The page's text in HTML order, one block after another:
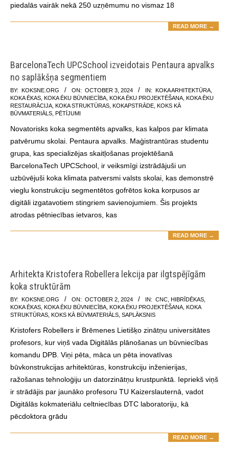
piedalās vairāk nekā 250 uzņēmumu no vismaz 18
READ MORE →
BarcelonaTech UPCSchool izveidotais Pentaura apvalks
no saplākšņa segmentiem
2024-
10-
03
BY: KOKSNE.ORG ON: OCTOBER 3, 2024 IN: KOKA ARHITEKTŪRA
KOKA ĒKAS KOKA ĒKU BŪVNIECĪBA KOKA ĒKU PROJEKTĒŠANA KOKA ĒKU
RESTAURĀCIJA KOKA STRUKTŪRAS KOKAPSTRĀDE KOKS KĀ
BŪVMATERIĀLS PĒTĪJUMI
Novatorisks koka segmentēts apvalks, kas kalpos par klimata
patvērumu skolai. Pentaura apvalks. Maģistrantūras studentu
grupa, kas specializējas skaitļošanas projektēšanā
BarcelonaTech UPCSchool, ir veiksmīgi izstrādājuši un
uzbūvējuši koka klimata patversmi valsts skolai, kas demonstrē
vieglu konstrukciju segmentētos gofrētos koka korpusos ar
digitāli izgatavotiem stingriem savienojumiem. Šis projekts
atrodas pētniecības ietvaros, kas
READ MORE →
Arhitekta Kristofera Robellera lekcija par ilgtspējīgām
koka struktūrām
2024-
10-
BY: KOKSNE.ORG ON: OCTOBER 2, 2024 IN: CNC HIBRĪDĒKAS
KOKA ĒKAS
KOKA ĒKU BŪVNIECĪBA KOKA ĒKU PROJEKTĒŠANA
KOKA
STRUKTŪRAS
KOKS KĀ BŪVMATERIĀLS SAPLĀKSNIS
Kristofers Robellers ir Brēmenes Lietišķo zinātņu universitātes
profesors, kur viņš vada Digitālās plānošanas un būvniecības
komandu DPB. Viņi pēta, māca un pēta inovatīvas
būvkonstrukcijas arhitektūras, konstrukciju inženierijas,
ražošanas tehnoloģiju un datorzinātņu krustpunktā. Iepriekš viņš
ir strādājis par jaunāko profesoru TU Kaizerslauternā, vadot
Digitālās kokmateriālu celtniecības DTC laboratoriju, kā
pēcdoktora grādu
READ MORE →